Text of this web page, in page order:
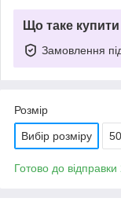
Що таке
Замовлення
Розмір
Вибір розміру
Готово до відправки